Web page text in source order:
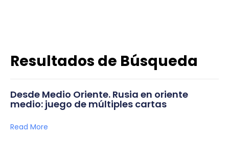
Resultados de Búsqueda
Desde Medio Oriente. Rusia en oriente
medio: juego de múltiples cartas
Read More